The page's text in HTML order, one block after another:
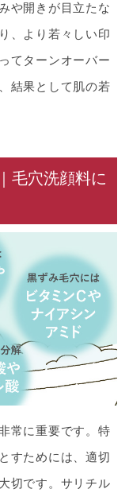
や開きが目立たな
、より若々しい印
てターンオーバー
結果として肌の若
毛穴洗顔料に
常に重要です。特
すためには、適切
切です。サリチル